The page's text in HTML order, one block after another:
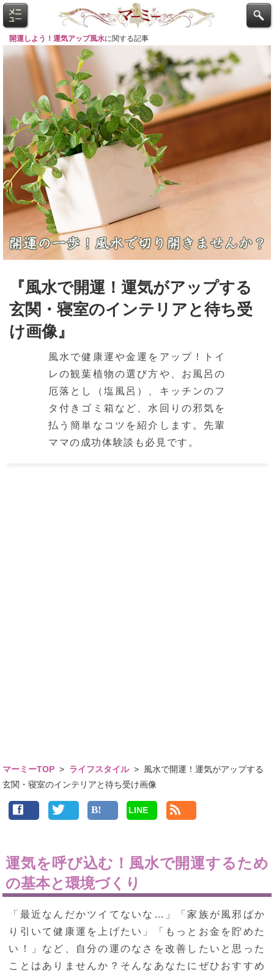
開運しよう！運気アップ風水に関する記事
『風水で開運！運気がアップする
玄関・寝室のインテリアと待ち受
け画像』
風水で健康運や金運をアップ！トイ
レの観葉植物の選び方や、お風呂の
厄落とし（塩風呂）、キッチンのフ
タ付きゴミ箱など、水回りの邪気を
払う簡単なコツを紹介します。先輩
ママの成功体験談も必見です。
マーミーTOP > ライフスタイル>
風水で開運！運気がアップする
玄関・寝室のインテリアと待ち受け画像
LINE
運気を呼び込む！風水で開運するため
の基本と環境づくり
「最近なんだかツイてないな…」「家族が風邪ばか
り引いて健康運を上げたい」「もっとお金を貯めた
い！」など、自分の運のなさを改善したいと思った
ことはありませんか？そんなあなたにぜひおすすめ